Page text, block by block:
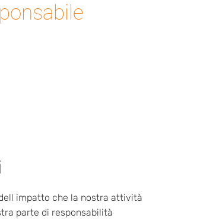
impatto che la nostra attività
parte di responsabilità